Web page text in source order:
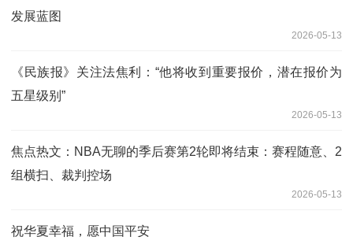
发展蓝图
2026-05-13
《民族报》关注法焦利：“他将收到重要报价，潜在报价为
五星级别”
2026-05-13
焦点热文：NBA无聊的季后赛第2轮即将结束：赛程随意、2
组横扫、裁判控场
2026-05-13
祝华夏幸福，愿中国平安